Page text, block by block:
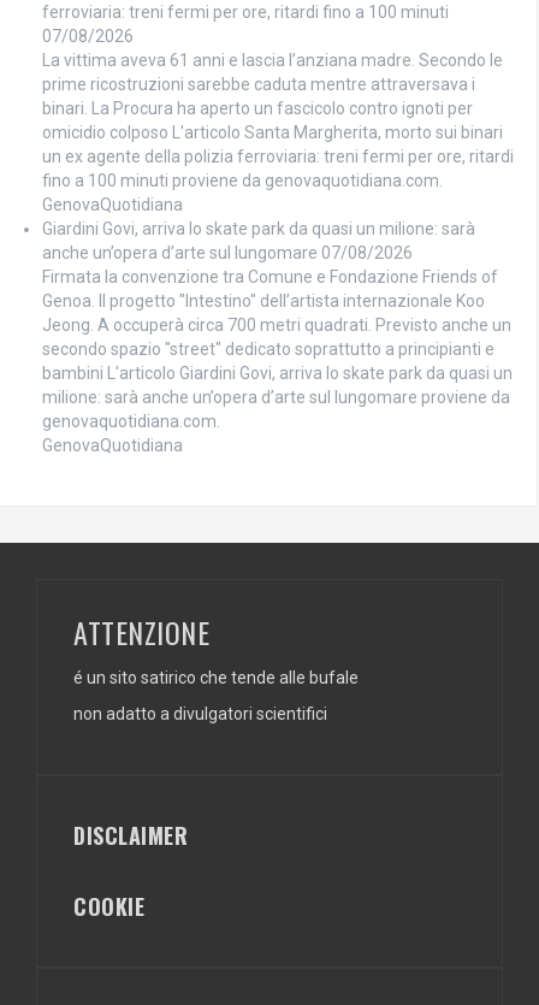
ferroviaria: treni fermi per ore, ritardi fino a 100 minuti
07/08/2026
La vittima aveva 61 anni e lascia l’anziana madre. Secondo le
prime ricostruzioni sarebbe caduta mentre attraversava i
binari. La Procura ha aperto un fascicolo contro ignoti per
omicidio colposo L'articolo Santa Margherita, morto sui binari
un ex agente della polizia ferroviaria: treni fermi per ore, ritardi
fino a 100 minuti proviene da genovaquotidiana.com.
GenovaQuotidiana
Giardini Govi, arriva lo skate park da quasi un milione: sarà
anche un’opera d’arte sul lungomare 07/08/2026
Firmata la convenzione tra Comune e Fondazione Friends of
Genoa. Il progetto "Intestino" dell’artista internazionale Koo
Jeong. A occuperà circa 700 metri quadrati. Previsto anche un
secondo spazio "street" dedicato soprattutto a principianti e
bambini L'articolo Giardini Govi, arriva lo skate park da quasi un
milione: sarà anche un’opera d’arte sul lungomare proviene da
genovaquotidiana.com.
GenovaQuotidiana
ATTENZIONE
é un sito satirico che tende alle bufale
non adatto a divulgatori scientifici
DISCLAIMER
COOKIE